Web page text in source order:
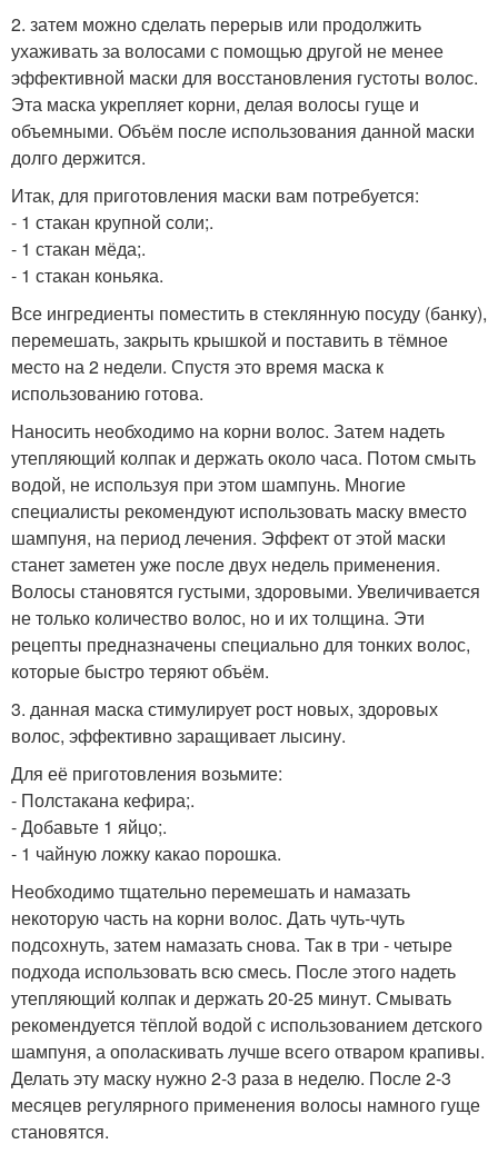
2. затем можно сделать перерыв или продолжить
ухаживать за волосами с помощью другой не менее
эффективной маски для восстановления густоты волос.
Эта маска укрепляет корни, делая волосы гуще и
объемными. Объём после использования данной маски
долго держится.
Итак, для приготовления маски вам потребуется:
- 1 стакан крупной соли;.
- 1 стакан мёда;.
- 1 стакан коньяка.
Все ингредиенты поместить в стеклянную посуду (банку),
перемешать, закрыть крышкой и поставить в тёмное
место на 2 недели. Спустя это время маска к
использованию готова.
Наносить необходимо на корни волос. Затем надеть
утепляющий колпак и держать около часа. Потом смыть
водой, не используя при этом шампунь. Многие
специалисты рекомендуют использовать маску вместо
шампуня, на период лечения. Эффект от этой маски
станет заметен уже после двух недель применения.
Волосы становятся густыми, здоровыми. Увеличивается
не только количество волос, но и их толщина. Эти
рецепты предназначены специально для тонких волос,
которые быстро теряют объём.
3. данная маска стимулирует рост новых, здоровых
волос, эффективно заращивает лысину.
Для её приготовления возьмите:
- Полстакана кефира;.
- Добавьте 1 яйцо;.
- 1 чайную ложку какао порошка.
Необходимо тщательно перемешать и намазать
некоторую часть на корни волос. Дать чуть-чуть
подсохнуть, затем намазать снова. Так в три - четыре
подхода использовать всю смесь. После этого надеть
утепляющий колпак и держать 20-25 минут. Смывать
рекомендуется тёплой водой с использованием детского
шампуня, а ополаскивать лучше всего отваром крапивы.
Делать эту маску нужно 2-3 раза в неделю. После 2-3
месяцев регулярного применения волосы намного гуще
становятся.